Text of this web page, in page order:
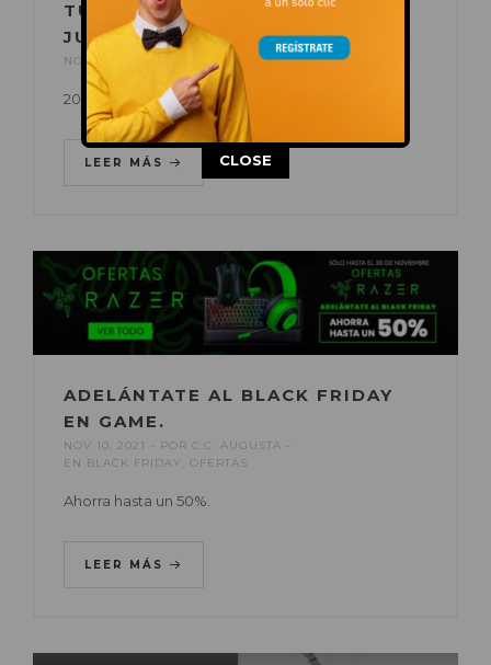
TUS MANUALIDADES EN
JUGUETTOS.
NOV 10, 2021 C.C. AUGUSTA ENOFERTAS
20% de descuento.
LEER MÁS
ADELÁNTATE AL BLACK FRIDAY
EN GAME.
NOV 10, 2021 POR C.C. AUGUSTA
EN BLACK FRIDAY OFERTAS
Ahorra hasta un 50%.
LEER MÁS
This popup will close in:
CLOSE